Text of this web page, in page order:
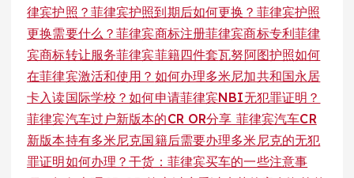
律宾护照？菲律宾护照到期后如何更换？菲律宾护照
更换需要什么？菲律宾商标注册菲律宾商标专利菲律
宾商标转让服务菲律宾菲籍四件套瓦努阿图护照如何
在菲律宾激活和使用？ 如何办理多米尼加共和国永居
卡入读国际学校？如何申请菲律宾NBI无犯罪证明？
菲律宾汽车过户新版本的CR OR分享 菲律宾汽车CR
新版本持有多米尼克国籍后需要办理多米尼克的无犯
罪证明如何办理？干货：菲律宾买车的一些注意事